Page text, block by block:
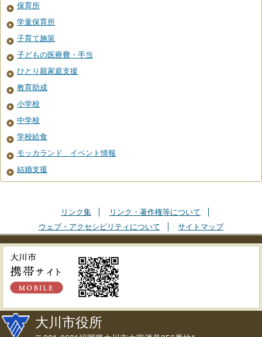
保育所
学童保育所
子育て施策
子どもの医療費・手当
ひとり親家庭支援
教育助成
小学校
中学校
学校給食
モッカランド イベント情報
結婚支援
リンク集
リンク・著作権等について
ウェブ・アクセシビリティについて
サイトマップ
大川市役所